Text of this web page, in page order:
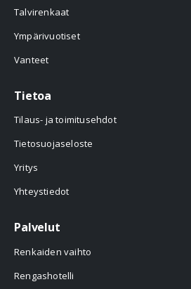
Talvirenkaat
Ympärivuotiset
Vanteet
Tietoa
Tilaus- ja toimitusehdot
Tietosuojaseloste
Yritys
Yhteystiedot
Palvelut
Renkaiden vaihto
Rengashotelli